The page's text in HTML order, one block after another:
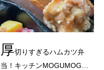
厚切りすぎるハムカツ弁
当！キッチンMOGUMOG…